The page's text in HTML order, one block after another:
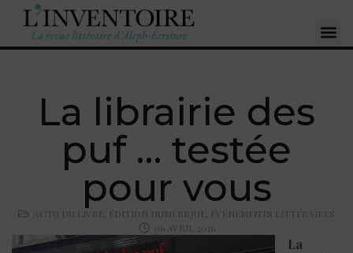
La librairie des
puf … testée
pour vous
ACTU DU LIVRE ÉDITION NUMÉRIQUE
ÉVÉNEMENTS LITTÉRAIRES
06 AVRIL 2016
La